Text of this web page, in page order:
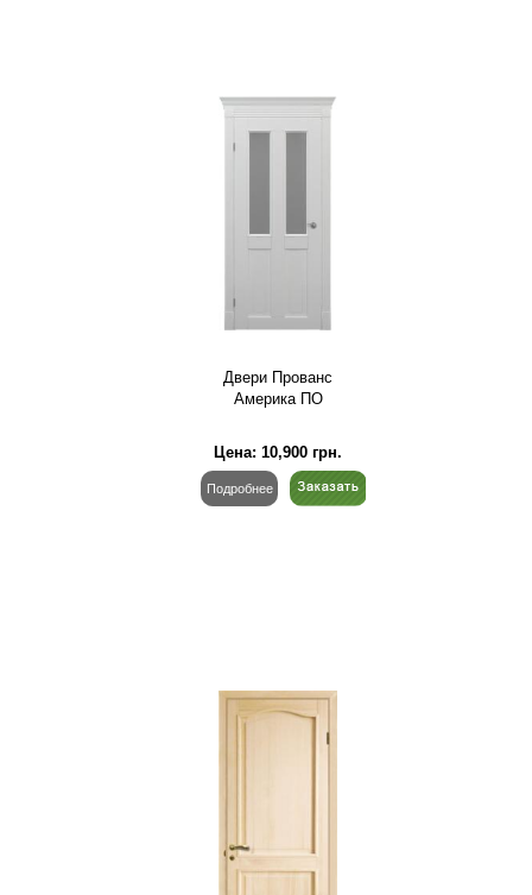
Двери Прованс
Америка ПО
Цена: 10,900 грн.
Подробнее